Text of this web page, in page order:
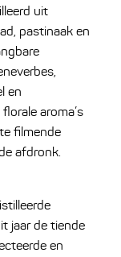
uit
pastinaak en
en
aroma’s
filmende
afdronk.
jaar de tiende
en